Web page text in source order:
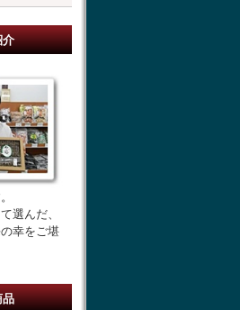
介
選んだ、
幸をご堪
品